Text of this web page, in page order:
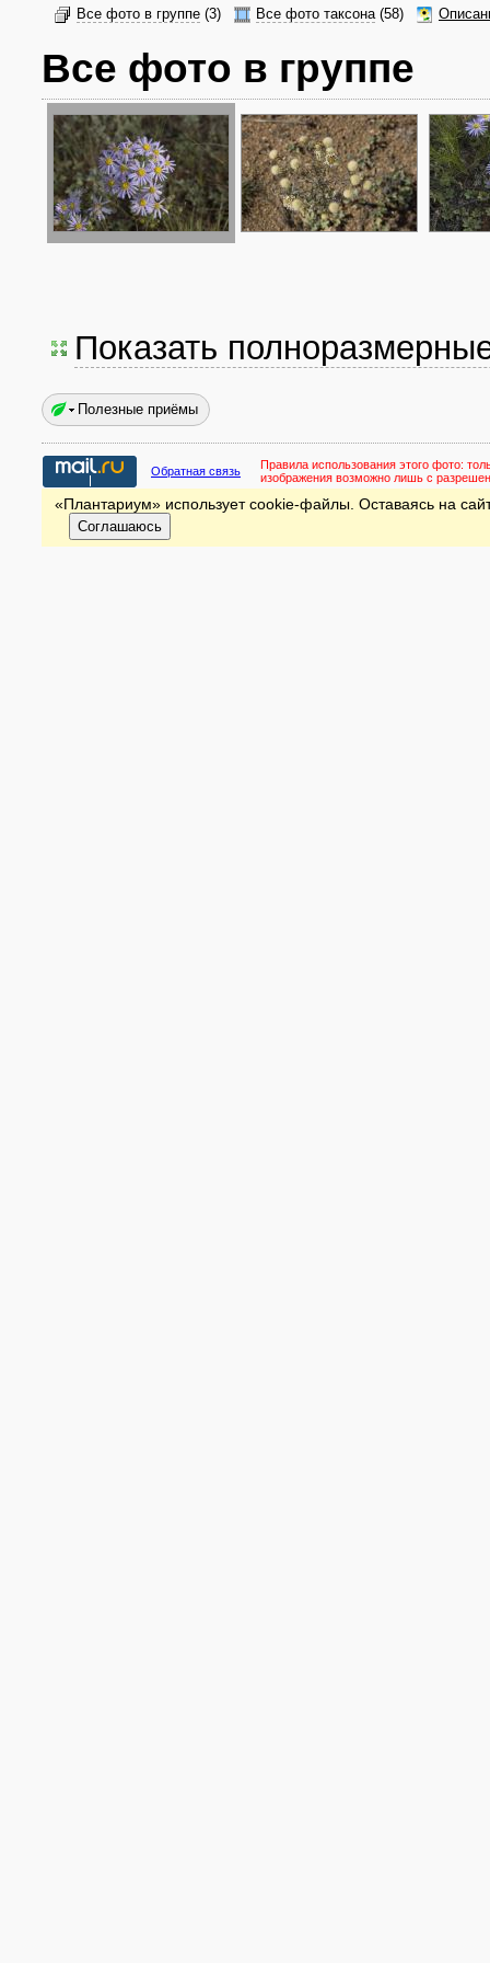
Все фото в группе (3) Все фото таксона(58)
Все фото в группе
Показать
Полезные приёмы
Обратная связь Правила использования этого фото:
изображения возможно лишь с
«Плантариум» использует cookie-файлы. Оставаясь на
Соглашаюсь